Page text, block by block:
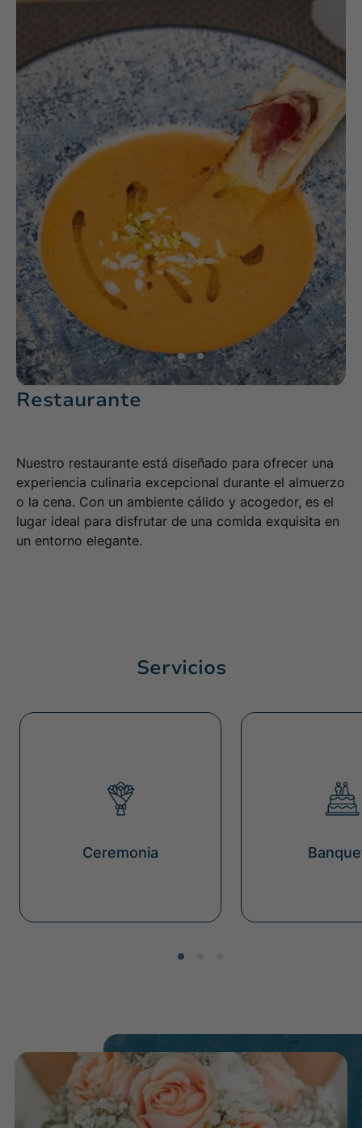
Restaurante
Nuestro restaurante está diseñado para ofrecer una
experiencia culinaria excepcional durante el almuerzo
o la cena. Con un ambiente cálido y acogedor, es el
lugar ideal para disfrutar de una comida exquisita en
un entorno elegante.
Servicios
Ceremonia